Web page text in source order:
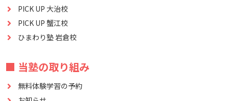
PICK UP 大治校
PICK UP 蟹江校
ひまわり塾 岩倉校
■ 当塾の取り組み
無料体験学習の予約